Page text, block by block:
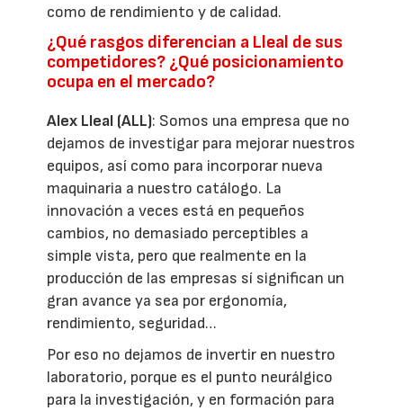
como de rendimiento y de calidad.
¿Qué rasgos diferencian a Lleal de sus
competidores? ¿Qué posicionamiento
ocupa en el mercado?
Alex Lleal (ALL): Somos una empresa que no
dejamos de investigar para mejorar nuestros
equipos, así como para incorporar nueva
maquinaria a nuestro catálogo. La
innovación a veces está en pequeños
cambios, no demasiado perceptibles a
simple vista, pero que realmente en la
producción de las empresas sí significan un
gran avance ya sea por ergonomía,
rendimiento, seguridad…
Por eso no dejamos de invertir en nuestro
laboratorio, porque es el punto neurálgico
para la investigación, y en formación para